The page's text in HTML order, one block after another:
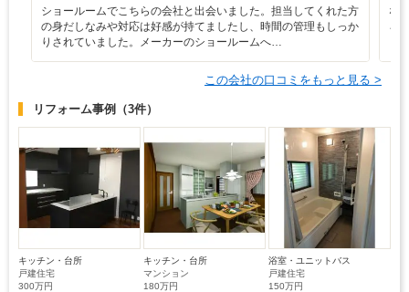
ショールームでこちらの会社と出会いました。担当してくれた方
の身だしなみや対応は好感が持てましたし、時間の管理もしっか
りされていました。メーカーのショールームへ…
な
ろ
この会社の口コミをもっと見る >
リフォーム事例 （3件）
キッチン・台所
戸建住宅
300万円
キッチン・台所
マンション
180万円
浴室・ユニットバス
戸建住宅
150万円